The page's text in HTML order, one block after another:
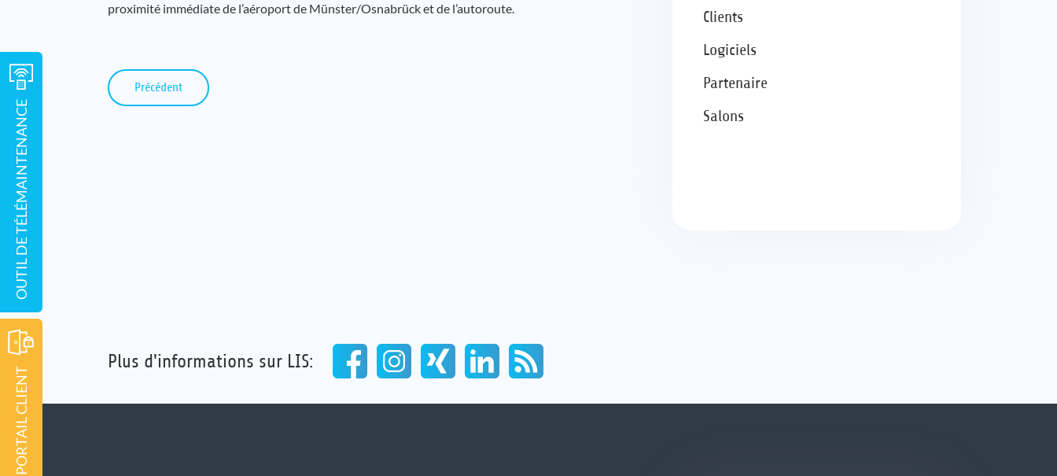
proximité immédiate de l’aéroport de Münster/Osnabrück et de l’autoroute.
Précédent
Clients
Logiciels
Partenaire
Salons
Plus d'informations sur LIS:
PORTAIL CLIENT
OUTIL DE TÉLÉMAINTENANCE